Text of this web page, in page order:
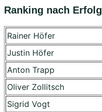
Ranking nach Erfolg
Rainer Höfer
Justin Höfer
Anton Trapp
Oliver Zollitsch
Sigrid Vogt